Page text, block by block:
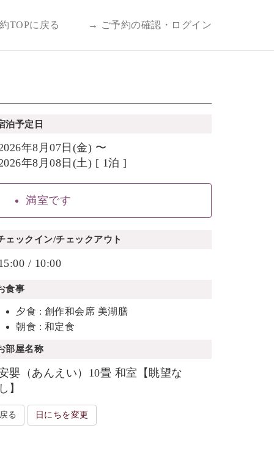
TOPに戻る → ご予約の確認・ログイン
泊予定日
年8月07日(金) 〜
年8月08日(土) [ 1泊 ]
満室です
ェックイン/チェックアウト
/ 10:00
食事
夕食 : 創作和会席 美湖膳
朝食 : 和定食
部屋名称
嬰（あんえい）10畳 和室【眺望な
し】
戻る 日にちを変更